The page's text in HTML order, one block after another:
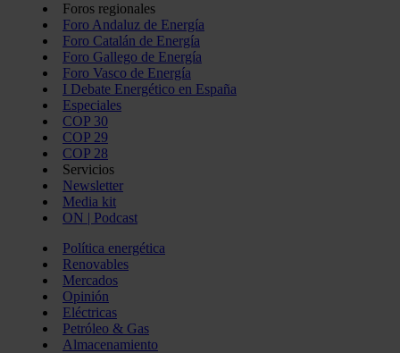
Foros regionales
Foro Andaluz de Energía
Foro Catalán de Energía
Foro Gallego de Energía
Foro Vasco de Energía
I Debate Energético en España
Especiales
COP 30
COP 29
COP 28
Servicios
Newsletter
Media kit
ON | Podcast
Política energética
Renovables
Mercados
Opinión
Eléctricas
Petróleo & Gas
Almacenamiento